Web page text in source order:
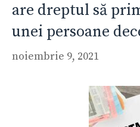
are dreptul să
unei persoane
noiembrie 9, 2021